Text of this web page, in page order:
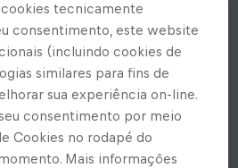
tecnicamente
consentimento, este website
(incluindo cookies de
similares para fins de
sua experiência on-line.
consentimento por meio
Cookies no rodapé do
Mais informações